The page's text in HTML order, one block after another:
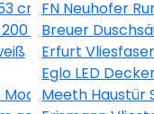
cm FN Neuhofer
cmBreuer
Erfurt Vliesfaser
Eglo LED
Modell 70 88 x 200
Meeth Haustür